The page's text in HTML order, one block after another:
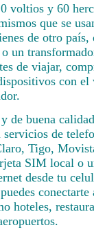
voltios y 60
que se
de otro país,
un
de viajar,
con
de buena
servicios de
Tigo,
SIM local o
desde tu
hoteles,